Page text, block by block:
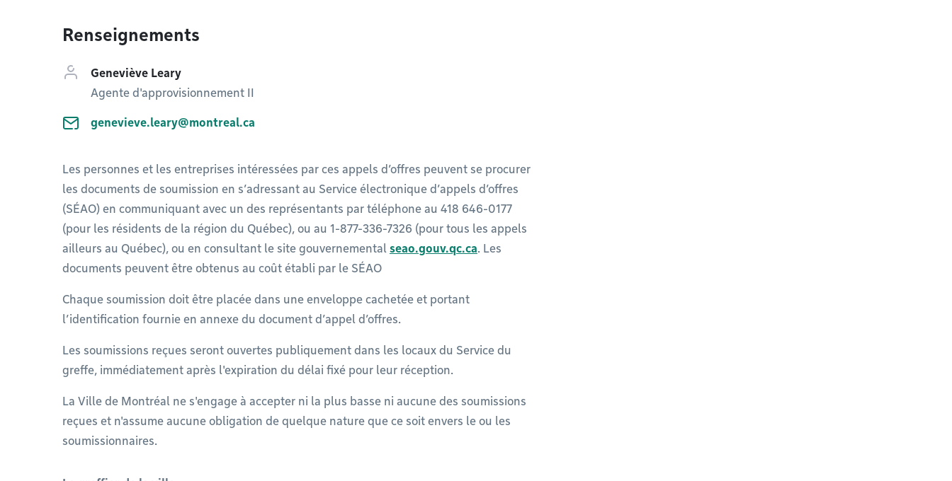
Renseignements
Geneviève Leary
Agente d'approvisionnement II
genevieve.leary@montreal.ca
Les personnes et les entreprises intéressées par ces appels d’offres peuvent se procurer
les documents de soumission en s’adressant au Service électronique d’appels d’offres
(SÉAO) en communiquant avec un des représentants par téléphone au 418 646-0177
(pour les résidents de la région du Québec), ou au 1-877-336-7326 (pour tous les appels
ailleurs au Québec), ou en consultant le site gouvernemental seao.gouv.qc.ca. Les
documents peuvent être obtenus au coût établi par le SÉAO
Chaque soumission doit être placée dans une enveloppe cachetée et portant
l’identification fournie en annexe du document d’appel d’offres.
Les soumissions reçues seront ouvertes publiquement dans les locaux du Service du
greffe, immédiatement après l'expiration du délai fixé pour leur réception.
La Ville de Montréal ne s'engage à accepter ni la plus basse ni aucune des soumissions
reçues et n'assume aucune obligation de quelque nature que ce soit envers le ou les
soumissionnaires.